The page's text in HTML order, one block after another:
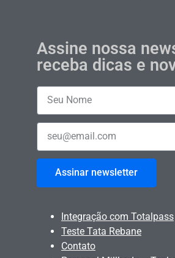
Assine nossa
receba dicas e
Assinar newsletter
Integração com Totalpass
Teste Tata Rebane
Contato